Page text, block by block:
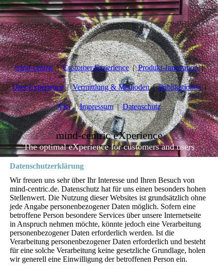
mind-centric Customer Experience Produkt-Innovation
User Experience Vermittlung & Methoden Publikationen
Vita Impressum Datenschutz
mind-centric eXperience
The optimal eXperience for customers and users
Datenschutzerklärung
Wir freuen uns sehr über Ihr Interesse und Ihren Besuch von
mind-centric.de. Datenschutz hat für uns einen besonders hohen
Stellenwert. Die Nutzung dieser Websites ist grundsätzlich ohne
jede Angabe personenbezogener Daten möglich. Sofern eine
betroffene Person besondere Services über unsere Internetseite
in Anspruch nehmen möchte, könnte jedoch eine Verarbeitung
personenbezogener Daten erforderlich werden. Ist die
Verarbeitung personenbezogener Daten erforderlich und besteht
für eine solche Verarbeitung keine gesetzliche Grundlage, holen
wir generell eine Einwilligung der betroffenen Person ein.